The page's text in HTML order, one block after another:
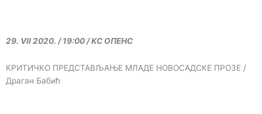
29. VII 2020. / 19:00 / КС ОПЕНС
КРИТИЧКО ПРЕДСТАВЉАЊЕ МЛАДЕ НОВОСАДСКЕ ПРОЗЕ /
Драган Бабић